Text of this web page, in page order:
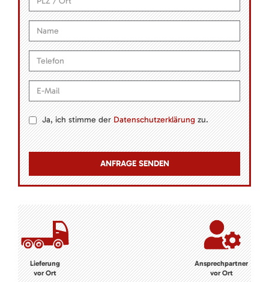
Ja, ich stimme derDatenschutzerklärungzu.
Lieferung
vor Ort
Ansprechpartner
vor Ort